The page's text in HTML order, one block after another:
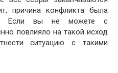
причина конфликта была
Если вы не можете с
повлияло на такой исход
ситуацию с такими